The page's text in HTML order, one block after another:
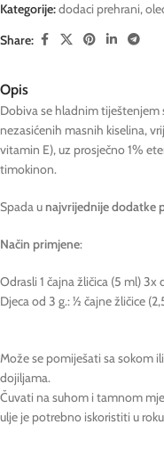
Kategorije:dodaci prehrani,
Share:
Opis
Dobiva se hladnim tiještenjem
nezasićenih masnih kiselina,
vitamin E), uz prosječno 1%
timokinon.
Spada unajvrijednije dodatke
Način primjene:
Odrasli 1 čajna žličica (5 ml) 3x
Djeca od 3 g.: ½ čajne žličice
Može se pomiješati sa sokom
dojiljama.
Čuvati na suhom i tamnom
ulje je potrebno iskoristiti u